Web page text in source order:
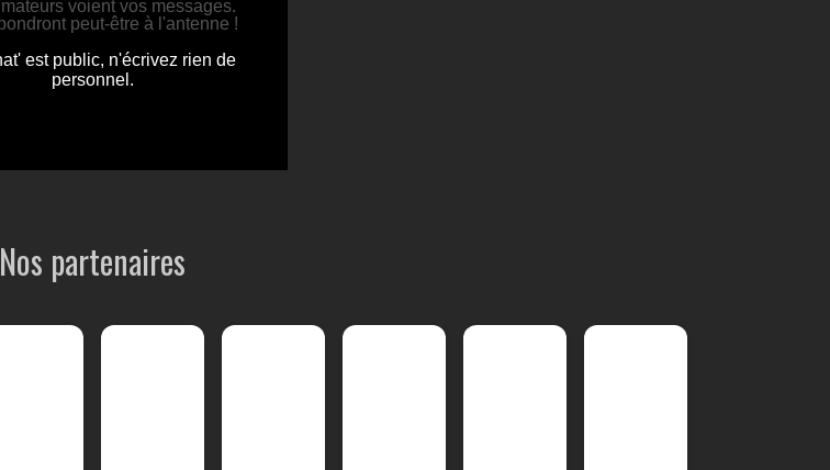
Nos partenaires